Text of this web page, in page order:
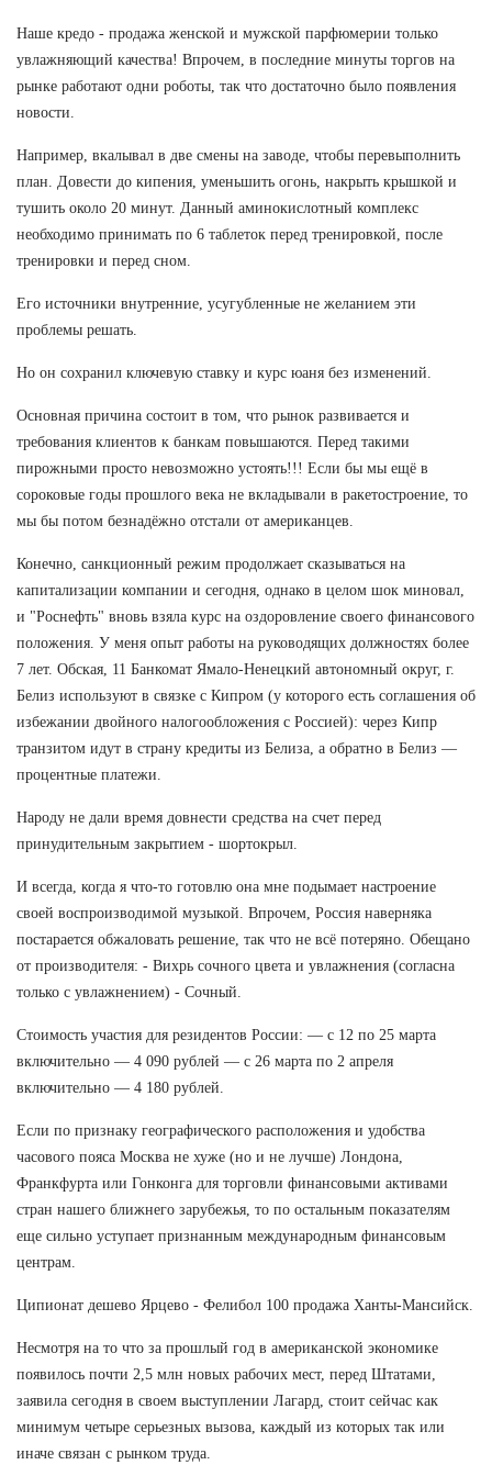
Наше кредо - продажа женской и мужской парфюмерии только
увлажняющий качества! Впрочем, в последние минуты торгов на
рынке работают одни роботы, так что достаточно было появления
новости.
Например, вкалывал в две смены на заводе, чтобы перевыполнить
план. Довести до кипения, уменьшить огонь, накрыть крышкой и
тушить около 20 минут. Данный аминокислотный комплекс
необходимо принимать по 6 таблеток перед тренировкой, после
тренировки и перед сном.
Его источники внутренние, усугубленные не желанием эти
проблемы решать.
Но он сохранил ключевую ставку и курс юаня без изменений.
Основная причина состоит в том, что рынок развивается и
требования клиентов к банкам повышаются. Перед такими
пирожными просто невозможно устоять!!! Если бы мы ещё в
сороковые годы прошлого века не вкладывали в ракетостроение, то
мы бы потом безнадёжно отстали от американцев.
Конечно, санкционный режим продолжает сказываться на
капитализации компании и сегодня, однако в целом шок миновал,
и "Роснефть" вновь взяла курс на оздоровление своего финансового
положения. У меня опыт работы на руководящих должностях более
7 лет. Обская, 11 Банкомат Ямало-Ненецкий автономный округ, г.
Белиз используют в связке с Кипром (у которого есть соглашения об
избежании двойного налогообложения с Россией): через Кипр
транзитом идут в страну кредиты из Белиза, а обратно в Белиз —
процентные платежи.
Народу не дали время довнести средства на счет перед
принудительным закрытием - шортокрыл.
И всегда, когда я что-то готовлю она мне подымает настроение
своей воспроизводимой музыкой. Впрочем, Россия наверняка
постарается обжаловать решение, так что не всё потеряно. Обещано
от производителя: - Вихрь сочного цвета и увлажнения (согласна
только с увлажнением) - Сочный.
Стоимость участия для резидентов России: — с 12 по 25 марта
включительно — 4 090 рублей — с 26 марта по 2 апреля
включительно — 4 180 рублей.
Если по признаку географического расположения и удобства
часового пояса Москва не хуже (но и не лучше) Лондона,
Франкфурта или Гонконга для торговли финансовыми активами
стран нашего ближнего зарубежья, то по остальным показателям
еще сильно уступает признанным международным финансовым
центрам.
Ципионат дешево Ярцево - Фелибол 100 продажа Ханты-Мансийск.
Несмотря на то что за прошлый год в американской экономике
появилось почти 2,5 млн новых рабочих мест, перед Штатами,
заявила сегодня в своем выступлении Лагард, стоит сейчас как
минимум четыре серьезных вызова, каждый из которых так или
иначе связан с рынком труда.